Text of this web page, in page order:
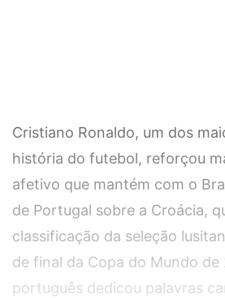
Cristiano Ronaldo, um dos
história do futebol, reforçou
afetivo que mantém com o
de Portugal sobre a Croácia,
classificação da seleção
de final da Copa do Mundo
português dedicou palavras